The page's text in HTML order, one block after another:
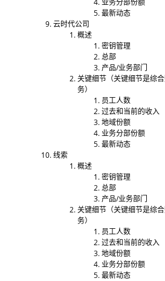
最新动态
云时代公司
概述
密钥管理
总部
产品/业务部门
关键细节（关键细节是综
务）
员工人数
过去和当前的收入
地域份额
业务分部份额
最新动态
线索
概述
密钥管理
总部
产品/业务部门
关键细节（关键细节是综
务）
员工人数
过去和当前的收入
地域份额
业务分部份额
最新动态